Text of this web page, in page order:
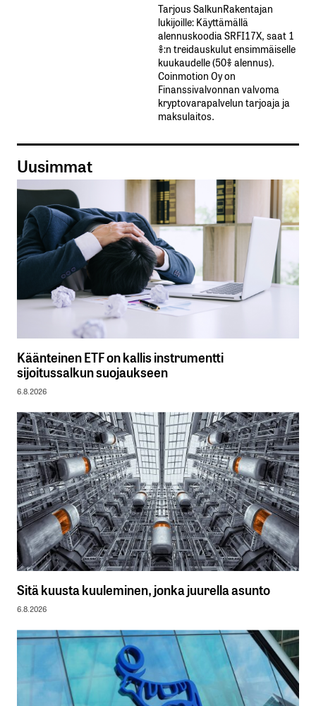
Tarjous SalkunRakentajan
lukijoille: Käyttämällä​ ​
alennuskoodia​ ​SRFI17X,​ ​saat​ ​1
%:n treidauskulut​ ​ensimmäiselle​ ​
kuukaudelle​ ​(50%​ ​alennus).
Coinmotion Oy on
Finanssivalvonnan valvoma
kryptovarapalvelun tarjoaja ja
maksulaitos.
Uusimmat
Käänteinen ETF on kallis instrumentti
sijoitussalkun suojaukseen
6.8.2026
Sitä kuusta kuuleminen, jonka juurella asunto
6.8.2026